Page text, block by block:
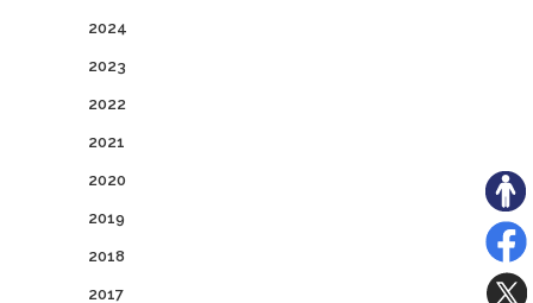
2024
2023
2022
2021
2020
2019
2018
2017